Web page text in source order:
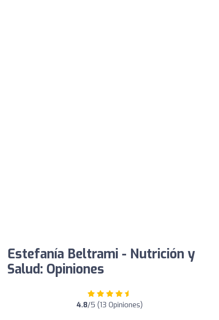
Estefanía Beltrami - Nutrición y
Salud: Opiniones
4.8/5 (13 Opiniones)